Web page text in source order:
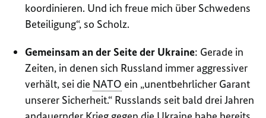
koordinieren. Und ich freue mich über Schwedens
Beteiligung“, so Scholz.
Gemeinsam an der Seite der Ukraine: Gerade in
Zeiten, in denen sich Russland immer aggressiver
verhält, sei die NATO ein „unentbehrlicher Garant
unserer Sicherheit.“ Russlands seit bald drei Jahren